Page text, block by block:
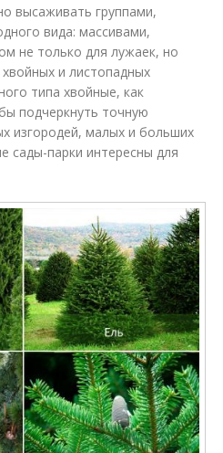
высаживать группами,
вида: массивами,
не только для лужаек, но
и листопадных
типа хвойные, как
подчеркнуть точную
изгородей, малых и больших
сады-парки интересны для